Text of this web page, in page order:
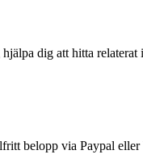
dig att hitta relaterat
belopp via Paypal